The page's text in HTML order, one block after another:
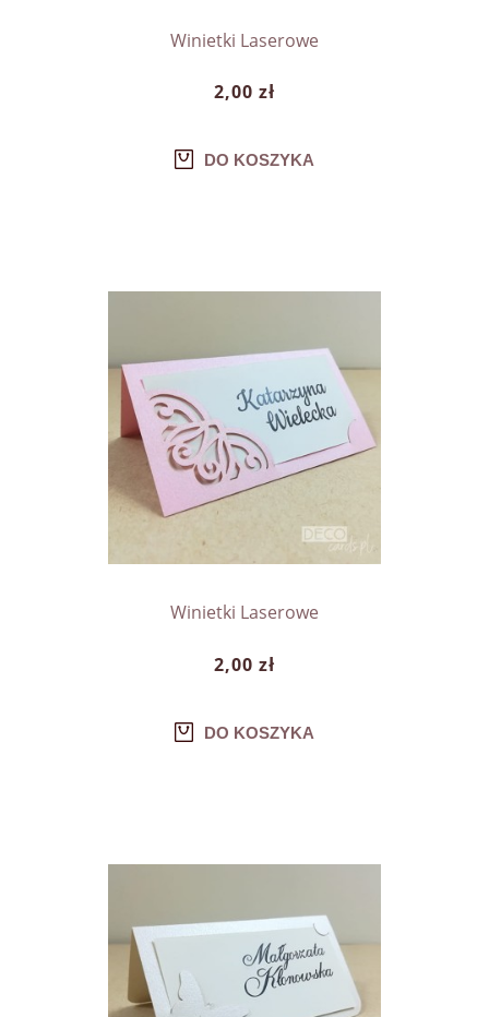
Winietki Laserowe
2,00 zł
DO KOSZYKA
Winietki Laserowe
2,00 zł
DO KOSZYKA